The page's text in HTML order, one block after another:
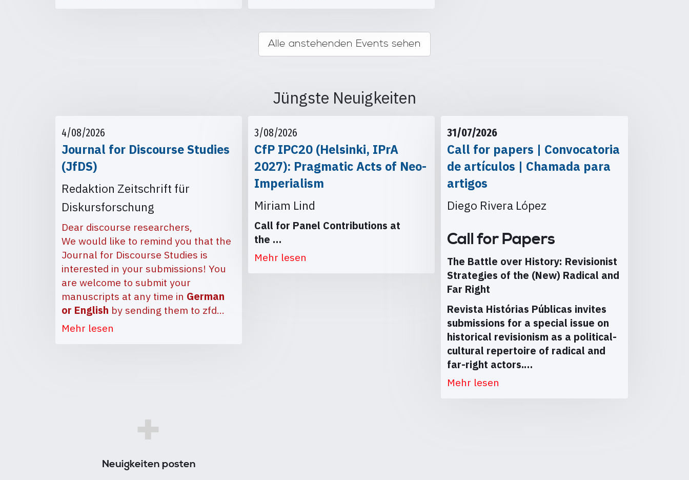
Alle anstehenden Events sehen
Jüngste Neuigkeiten
4/08/2026
Journal for Discourse Studies
(JfDS)
Redaktion Zeitschrift für
Diskursforschung
Dear discourse researchers,
We would like to remind you that the
Journal for Discourse Studies is
interested in your submissions! You
are welcome to submit your
manuscripts at any time in German
or English by sending them to zfd…
Mehr lesen
3/08/2026
CfP IPC20 (Helsinki, IPrA
2027): Pragmatic Acts of Neo-
Imperialism
Miriam Lind
Call for Panel Contributions at
the …
Mehr lesen
31/07/2026
Call for papers | Convocatoria
de artículos | Chamada para
artigos
Diego Rivera López
Call for Papers
The Battle over History: Revisionist
Strategies of the (New) Radical and
Far Right
Revista Histórias Públicas invites
submissions for a special issue on
historical revisionism as a political-
cultural repertoire of radical and
far-right actors.…
Mehr lesen
+
Neuigkeiten posten